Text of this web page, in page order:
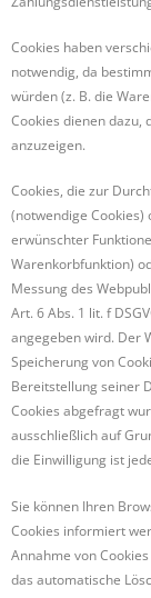
Cookies haben
notwendig, da
würden (z. B. die
Cookies dienen dazu,
anzuzeigen.
Cookies, die zur
(notwendige
erwünschter
Warenkorbfunktion)
Messung des
Art. 6 Abs. 1 lit. f
angegeben wird. Der
Speicherung von
Bereitstellung seiner
Cookies abgefragt
ausschließlich auf
die Einwilligung ist
Sie können Ihren
Cookies informiert
Annahme von
das automatische